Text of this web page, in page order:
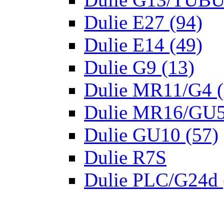
Dulie E27 (94)
Dulie E14 (49)
Dulie G9 (13)
Dulie MR11/G4
Dulie MR16/
Dulie GU10 (57)
Dulie R7S
Dulie PLC/G24d